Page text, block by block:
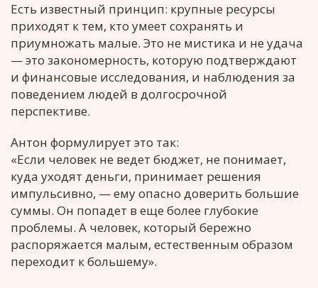
Есть известный принцип: крупные ресурсы
приходят к тем, кто умеет сохранять и
приумножать малые. Это не мистика и не удача
— это закономерность, которую подтверждают
и финансовые исследования, и наблюдения за
поведением людей в долгосрочной
перспективе.
Антон формулирует это так:
«Если человек не ведет бюджет, не понимает,
куда уходят деньги, принимает решения
импульсивно, — ему опасно доверить большие
суммы. Он попадет в еще более глубокие
проблемы. А человек, который бережно
распоряжается малым, естественным образом
переходит к большему».